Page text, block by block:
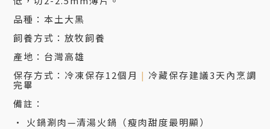
品種：本土大黑
飼養方式：放牧飼養
產地：台灣高雄
保存方式：冷凍保存12個月 | 冷藏保存建議3天內烹調
完畢
備註：
•
火鍋涮肉—清湯火鍋（瘦肉甜度最明顯）